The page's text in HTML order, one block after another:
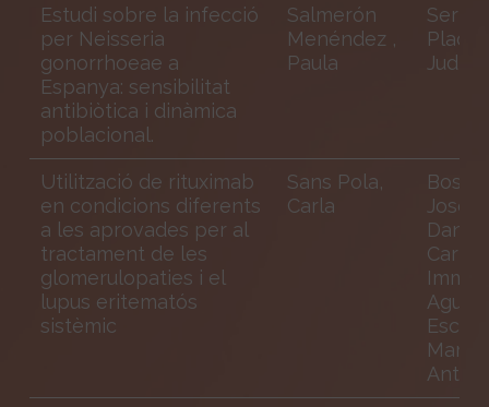
Estudi sobre la infecció
per Neisseria
gonorrhoeae a
Espanya: sensibilitat
antibiòtica i dinàmica
poblacional.
Salmerón
Menéndez ,
Paula
Serra
Judit
Utilització de rituximab
en condicions diferents
a les aprovades per al
tractament de les
glomerulopaties i el
lupus eritematós
sistèmic
Sans Pola,
Carla
Bosch
José
Danes
Agustí
Maria